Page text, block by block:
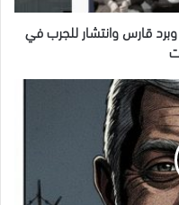
قارس وانتشار للجرب في